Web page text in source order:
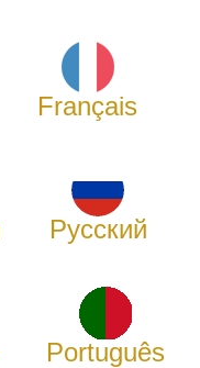
Français
Русский
Português